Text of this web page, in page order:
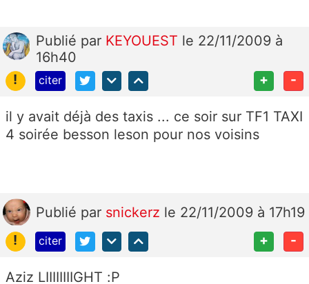
Publié par KEYOUEST le 22/11/2009 à
16h40
!
citer + -
il y avait déjà des taxis ... ce soir sur TF1 TAXI
4 soirée besson leson pour nos voisins
Publié par snickerz le 22/11/2009 à 17h19
!
citer + -
Aziz LIIIIIIIIGHT :P